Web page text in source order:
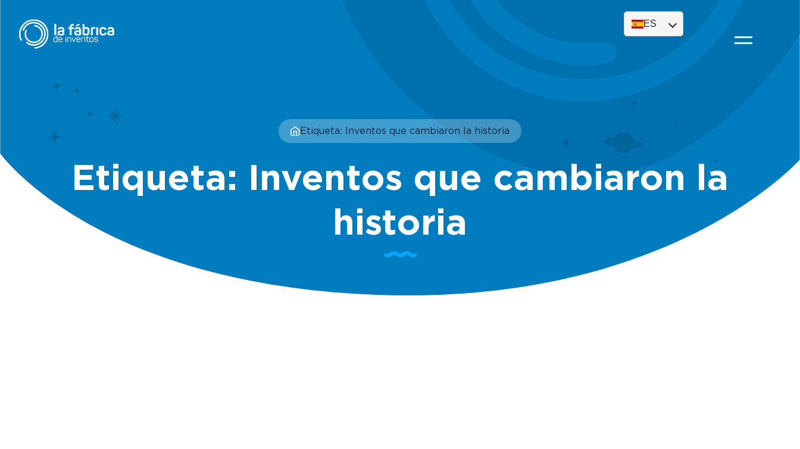
ES
Etiqueta: Inventos que cambiaron la historia
Etiqueta: Inventos que cambiaron la
historia